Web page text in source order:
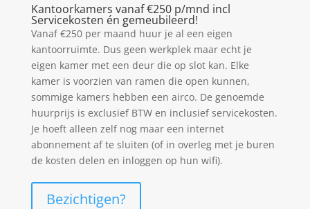
Kantoorkamers vanaf €250 p/mnd incl
Servicekosten én gemeubileerd!
Vanaf €250 per maand huur je al een eigen
kantoorruimte. Dus geen werkplek maar echt je
eigen kamer met een deur die op slot kan. Elke
kamer is voorzien van ramen die open kunnen,
sommige kamers hebben een airco. De genoemde
huurprijs is exclusief BTW en inclusief servicekosten.
Je hoeft alleen zelf nog maar een internet
abonnement af te sluiten (of in overleg met je buren
de kosten delen en inloggen op hun wifi).
Bezichtigen?